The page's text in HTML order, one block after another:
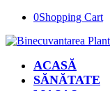
0Shopping Cart
ACASĂ
SĂNĂTATE